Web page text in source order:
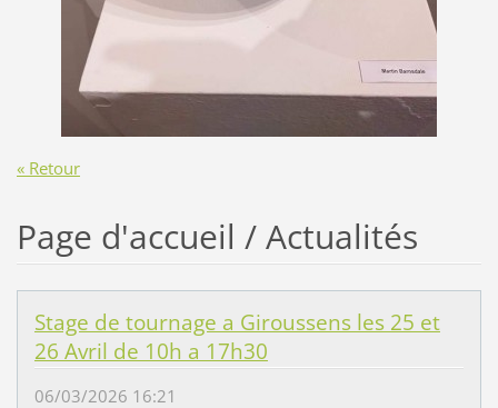
« Retour
Page d'accueil / Actualités
Stage de tournage a Giroussens les 25 et
26 Avril de 10h a 17h30
06/03/2026 16:21